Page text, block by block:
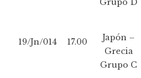
19/Jn/014 17.00
Japón –
Grecia
Grupo C